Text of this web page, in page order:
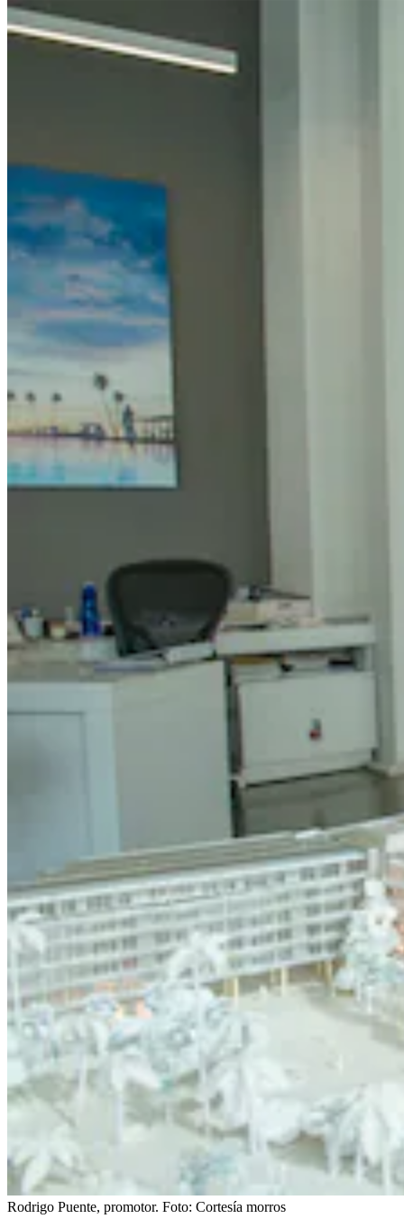
Rodrigo Puente, promotor. Foto: Cortesía morros